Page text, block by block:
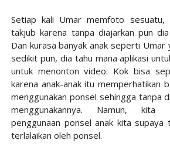
Setiap kali Umar memfoto sesuatu,
takjub karena tanpa diajarkan pun
Dan kurasa banyak anak seperti Umar
sedikit pun, dia tahu mana aplikasi
untuk menonton video. Kok bisa
karena anak-anak itu memperhatikan
menggunakan ponsel sehingga tanpa
menggunakannya. Namun, kita
penggunaan ponsel anak kita supaya
terlalaikan oleh ponsel.